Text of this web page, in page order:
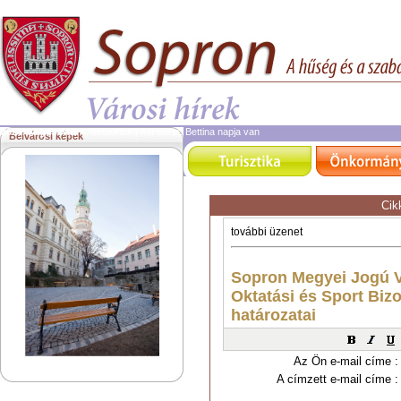
2026. augusztus 6.csütörtök | ma Berta, Bettina napja van
Belvárosi képek
Az Ön e-mail címe :
A címzett e-mail címe :